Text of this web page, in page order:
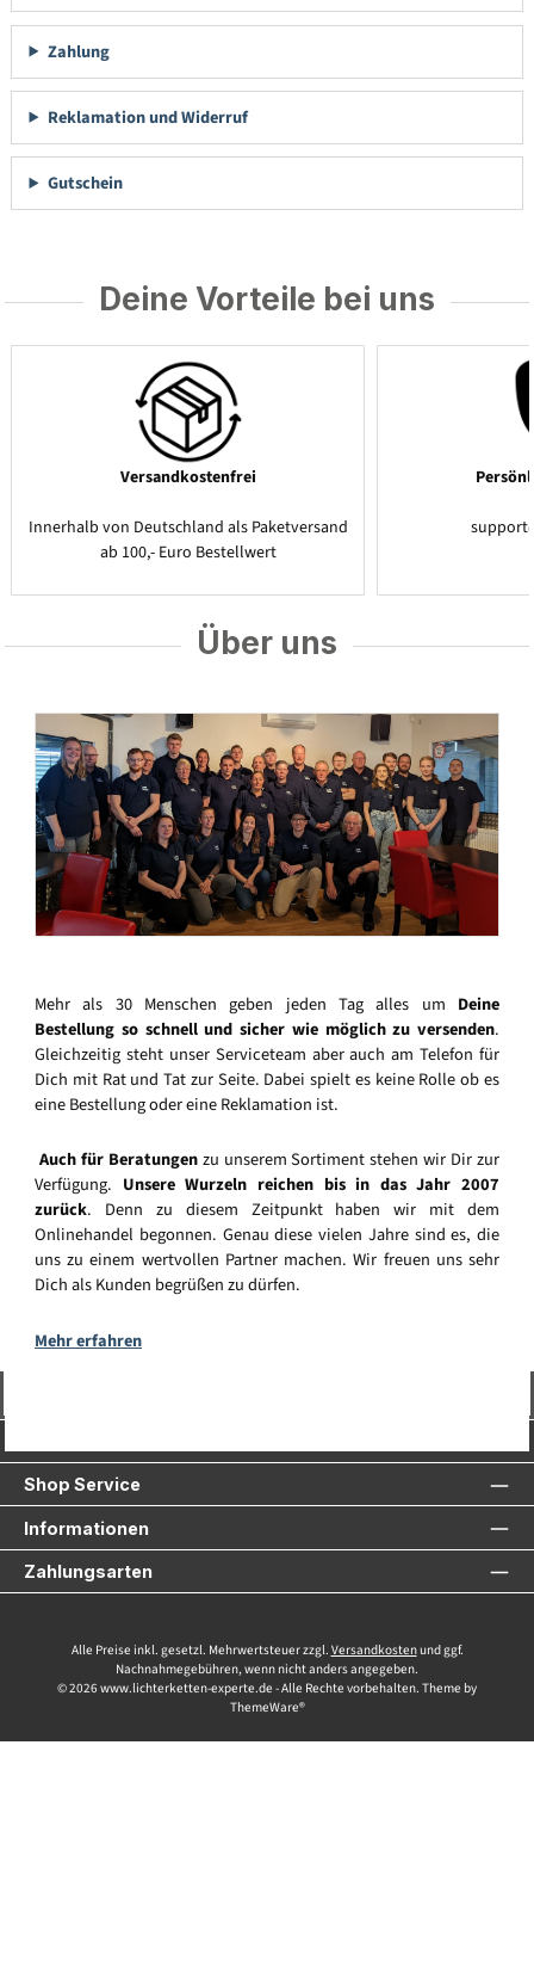
Zahlung
Reklamation und Widerruf
Gutschein
Deine Vorteile bei uns
Versandkostenfrei
Innerhalb von Deutschland als Paketversand
ab 100,- Euro Bestellwert
Über uns
Mehr als 30 Menschen geben jeden Tag alles um Deine
Bestellung so schnell und sicher wie möglich zu versenden.
Gleichzeitig steht unser Serviceteam aber auch am Telefon für
Dich mit Rat und Tat zur Seite. Dabei spielt es keine Rolle ob es
eine Bestellung oder eine Reklamation ist.
Auch für Beratungenzu unserem Sortiment stehen wir Dir zur
Verfügung. Unsere Wurzeln reichen bis in das Jahr 2007
zurück. Denn zu diesem Zeitpunkt haben wir mit dem
Onlinehandel begonnen. Genau diese vielen Jahre sind es, die
uns zu einem wertvollen Partner machen. Wir freuen uns sehr
Dich als Kunden begrüßen zu dürfen.
Mehr erfahren
Shop Service
Informationen
Zahlungsarten
Alle Preise inkl. gesetzl. Mehrwertsteuer zzgl. Versandkostenund ggf.
Nachnahmegebühren, wenn nicht anders angegeben.
© 2026 www.lichterketten-experte.de - Alle Rechte vorbehalten. Theme by
ThemeWare®